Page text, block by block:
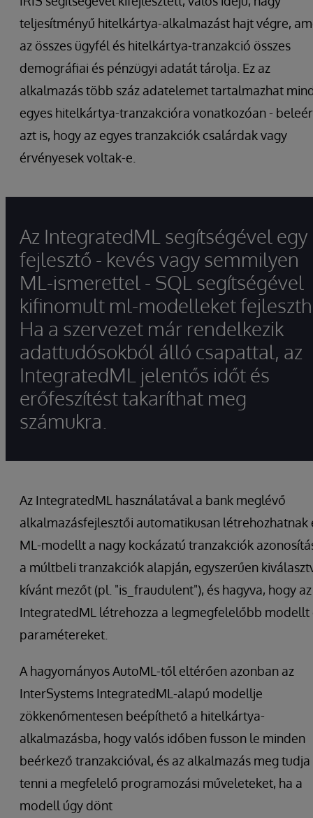
teljesítményű hitelkártya-alkalmazást hajt végre,
az összes ügyfél és hitelkártya-tranzakció összes
demográfiai és pénzügyi adatát tárolja. Ez az
alkalmazás több száz adatelemet tartalmazhat
egyes hitelkártya-tranzakcióra vonatkozóan -
azt is, hogy az egyes tranzakciók csalárdak vagy
érvényesek voltak-e.
Az IntegratedML segítségével egy
fejlesztő - kevés vagy semmilyen
ML-ismerettel - SQL segítségével
kifinomult ml-modelleket
Ha a szervezet már rendelkezik
adattudósokból álló csapattal, az
IntegratedML jelentős időt és
erőfeszítést takaríthat meg
számukra.
Az IntegratedML használatával a bank meglévő
alkalmazásfejlesztői automatikusan létrehozhatnak
ML-modellt a nagy kockázatú tranzakciók
a múltbeli tranzakciók alapján, egyszerűen
kívánt mezőt (pl. "is_fraudulent"), és hagyva, hogy az
IntegratedML létrehozza a legmegfelelőbb modellt
paramétereket.
A hagyományos AutoML-től eltérően azonban az
InterSystems IntegratedML-alapú modellje
zökkenőmentesen beépíthető a hitelkártya-
alkalmazásba, hogy valós időben fusson le minden
beérkező tranzakcióval, és az alkalmazás meg tudja
tenni a megfelelő programozási műveleteket, ha a
modell úgy dönt